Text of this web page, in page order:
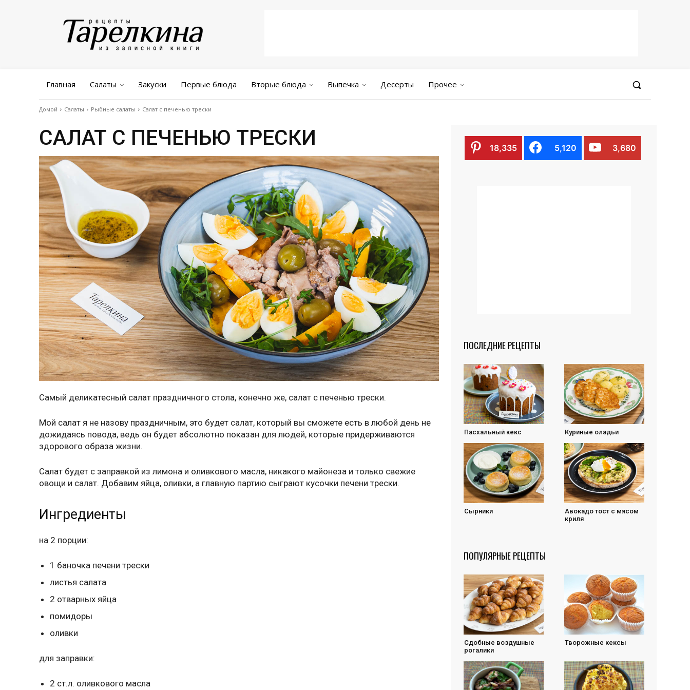
Главная Салаты Закуски Первые блюда Вторые блюда Выпечка Десерты Прочее
Домой Салаты Рыбные салаты Салат с печенью трески
САЛАТ С ПЕЧЕНЬЮ ТРЕСКИ
Самый деликатесный салат праздничного стола, конечно же, салат с печенью трески.
Мой салат я не назову праздничным, это будет салат, который вы сможете есть в любой день не
дожидаясь повода, ведь он будет абсолютно показан для людей, которые придерживаются
здорового образа жизни.
Салат будет с заправкой из лимона и оливкового масла, никакого майонеза и только свежие
овощи и салат. Добавим яйца, оливки, а главную партию сыграют кусочки печени трески.
Ингредиенты
на 2 порции:
1 баночка печени трески
листья салата
2 отварных яйца
помидоры
оливки
для заправки:
2 ст.л. оливкового масла
18,335 5,120 3,680
ПОСЛЕДНИЕ РЕЦЕПТЫ
Пасхальный кекс Куриные оладьи
Сырники
Авокадо тост с мясом
криля
ПОПУЛЯРНЫЕ РЕЦЕПТЫ
Cдобные воздушные
рогалики
Творожные кексы